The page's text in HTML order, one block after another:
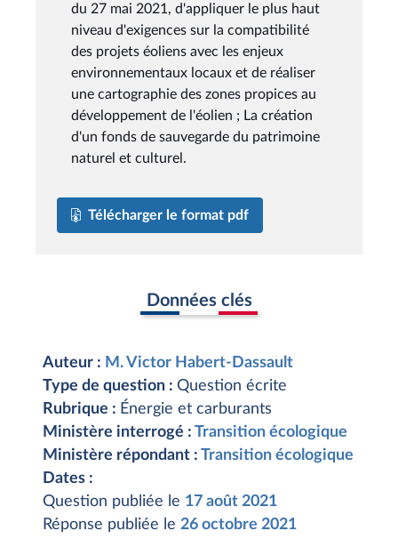
du 27 mai 2021, d'appliquer le plus haut
niveau d'exigences sur la compatibilité
des projets éoliens avec les enjeux
environnementaux locaux et de réaliser
une cartographie des zones propices au
développement de l'éolien ; La création
d'un fonds de sauvegarde du patrimoine
naturel et culturel.
Télécharger le format pdf
Données clés
Auteur : M. Victor Habert-Dassault
Type de question : Question écrite
Rubrique : Énergie et carburants
Ministère interrogé : Transition écologique
Ministère répondant : Transition écologique
Dates :
Question publiée le 17 août 2021
Réponse publiée le 26 octobre 2021